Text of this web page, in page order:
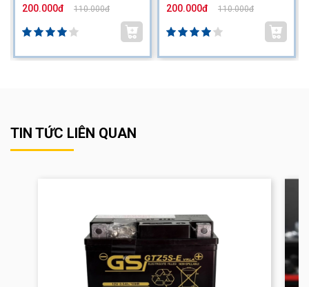
200.000đ 110.000đ 200.000đ 110.000đ
TIN TỨC LIÊN QUAN